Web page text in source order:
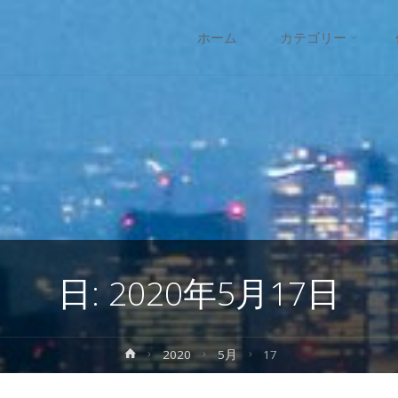
ツ
へ
ス
キ
ホーム カテゴリー
日:2020年5月17日
ホ
ー
2020 5月 17